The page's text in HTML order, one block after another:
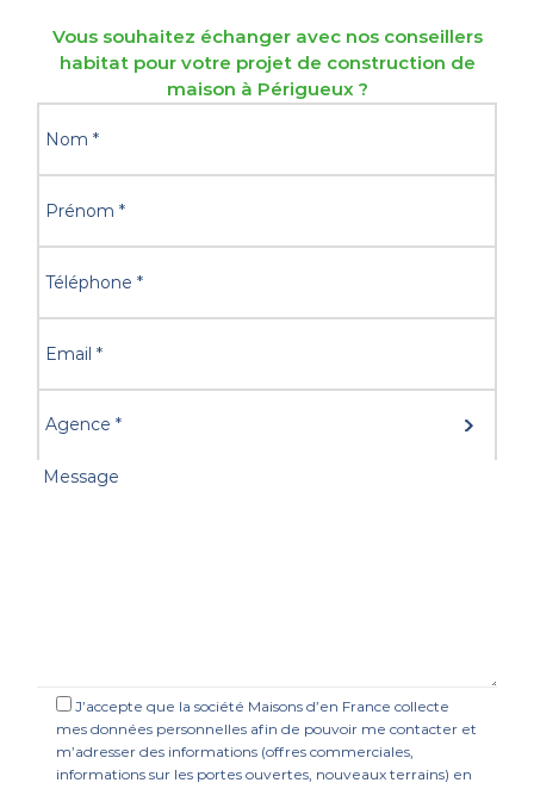
Vous souhaitez échanger avec nos conseillers
habitat pour votre projet de construction de
maison à Périgueux ?
J’accepte que la société Maisons d’en France collecte
mes données personnelles afin de pouvoir me contacter et
m’adresser des informations (offres commerciales,
informations sur les portes ouvertes, nouveaux terrains) en